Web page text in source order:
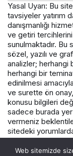
Yasal Uyarı: Bu
tavsiyeler yatırım
danışmanlığı
ve getiri
sunulmaktadır.
sözel, yazılı ve
analizler; herhangi
herhangi bir
edinilmesi
ve surette ön
konusu bilgileri
sadece burada yer
vermeniz
sitedeki
konularda ortaya
çalışanlarının
Web sitemizde